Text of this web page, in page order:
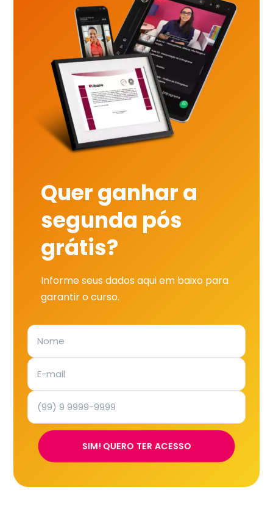
Quer ganhar a
segunda pós
grátis?
Informe seus dados aqui em baixo para
garantir o curso.
SIM! QUERO TER ACESSO